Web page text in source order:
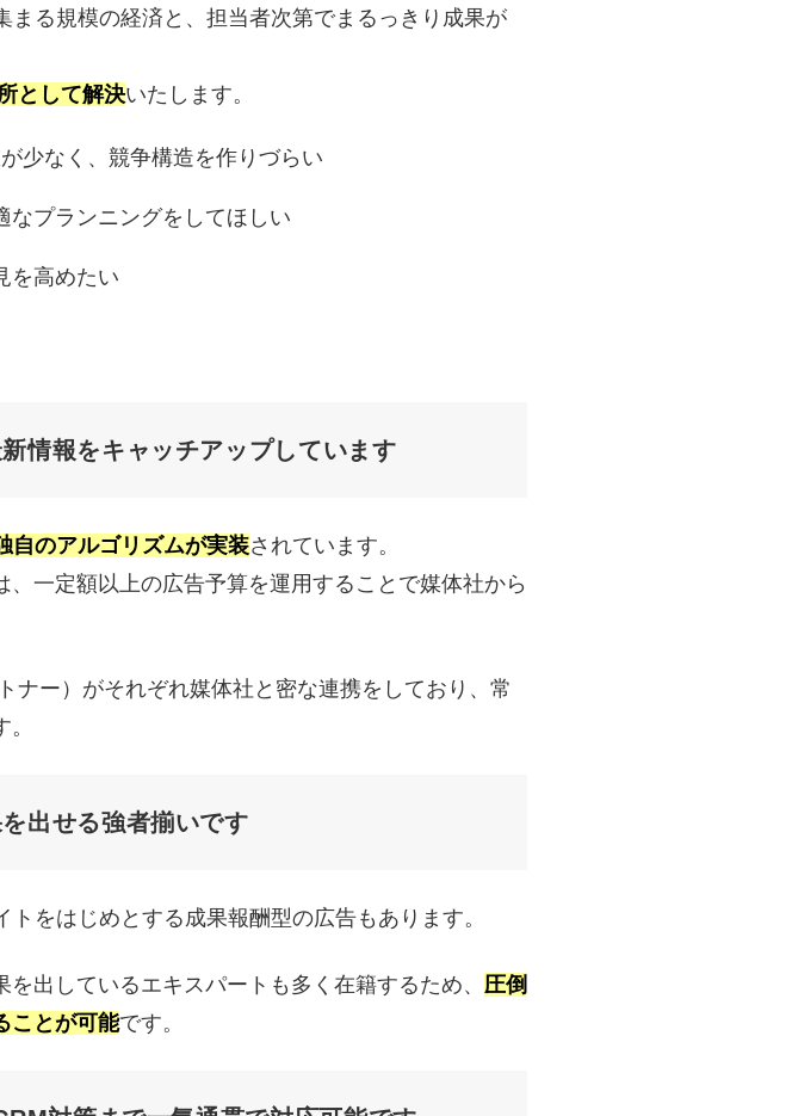
る規模の経済と、担当者次第でまるっきり成果が
として解決いたします。
少なく、競争構造を作りづらい
なプランニングをしてほしい
を高めたい
情報をキャッチアップしています
自のアルゴリズムが実装されています。
一定額以上の広告予算を運用することで媒体社から
ナー）がそれぞれ媒体社と密な連携をしており、常
出せる強者揃いです
をはじめとする成果報酬型の広告もあります。
出しているエキスパートも多く在籍するため、 圧倒
ことが可能です。